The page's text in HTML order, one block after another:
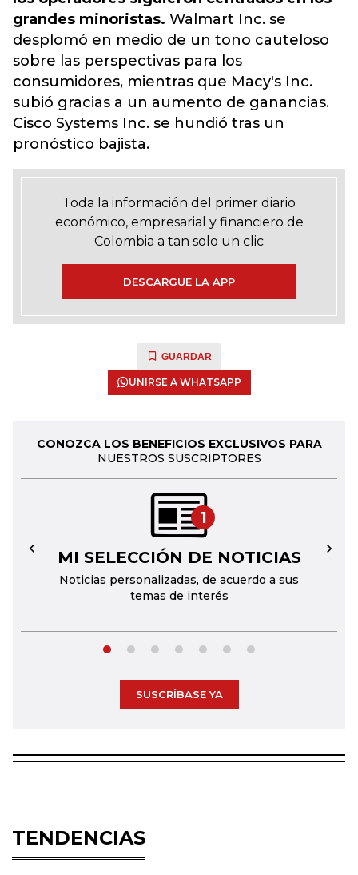
grandes minoristas. Walmart Inc. se
desplomó en medio de un tono cauteloso
sobre las perspectivas para los
consumidores, mientras que Macy's Inc.
subió gracias a un aumento de ganancias.
Cisco Systems Inc. se hundió tras un
pronóstico bajista.
Toda la información del primer diario
económico, empresarial y financiero de
Colombia a tan solo un clic
DESCARGUE LA APP
GUARDAR
UNIRSE A WHATSAPP
CONOZCA LOS BENEFICIOS EXCLUSIVOS PARA
NUESTROS SUSCRIPTORES
1
MI SELECCIÓN DE NOTICIAS
Noticias personalizadas, de acuerdo a sus
temas de interés
← →
SUSCRÍBASE YA
TENDENCIAS